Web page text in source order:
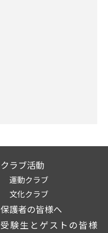
クラブ活動
運動クラブ
文化クラブ
保護者の皆様へ
受験生とゲストの皆様